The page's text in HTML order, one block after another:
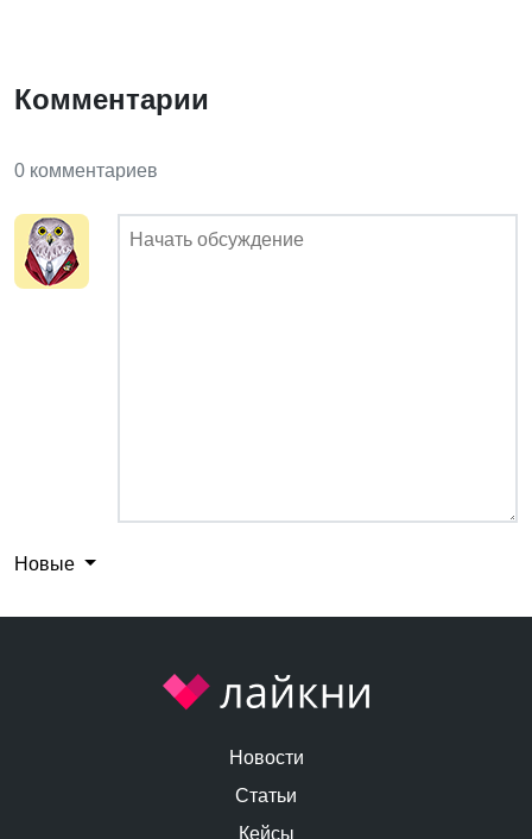
Комментарии
0 комментариев
Новые
Новости
Статьи
Кейсы